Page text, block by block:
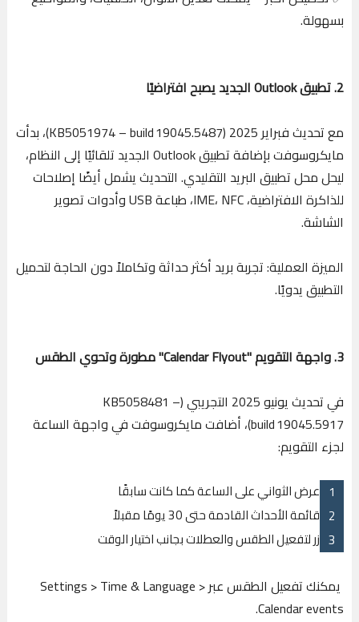
بسهولة.
2. تطبيق Outlook الجديد يصبح افتراضيًا
مع تحديث فبراير 2025 (KB5051974 – build 19045.5487)، بدأت
مايكروسوفت بإضافة تطبيق Outlook الجديد تلقائيًا إلى النظام،
ليحل محل تطبيق البريد التقليدي. التحديث يشمل أيضًا إصلاحات
للذاكرة الافتراضية، IME، NFC، طباعة USB وأدوات تصوير
الشاشة.
الميزة العملية: تجربة بريد أكثر حداثة وتكاملاً دون الحاجة لتحميل
التطبيق يدويًا.
3. واجهة التقويم "Calendar Flyout" مطورة وتحوي الطقس
في تحديث يونيو 2025 التجريبي (KB5058481 –
build 19045.5917)، أضافت مايكروسوفت في واجهة الساعة
لجزء التقويم:
عرض الثواني على الساعة كما كانت سابقًا
قائمة الأحداث القادمة حتى 30 يومًا مقبلاً
زر لتفعيل الطقس والعطلات بجانب اختيار الوقت
يمكنك تفعيل الطقس عبر Settings > Time & Language >
Calendar events.